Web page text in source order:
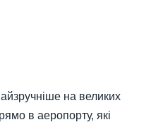
на великих
в аеропорту, які